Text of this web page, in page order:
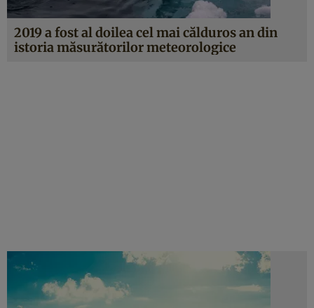
2019 a fost al doilea cel mai călduros an din
istoria măsurătorilor meteorologice